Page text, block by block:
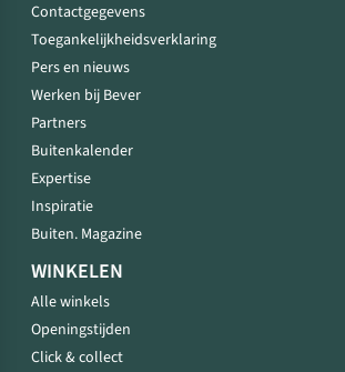
Contactgegevens
Toegankelijkheidsverklaring
Pers en nieuws
Werken bij Bever
Partners
Buitenkalender
Expertise
Inspiratie
Buiten. Magazine
WINKELEN
Alle winkels
Openingstijden
Click & collect